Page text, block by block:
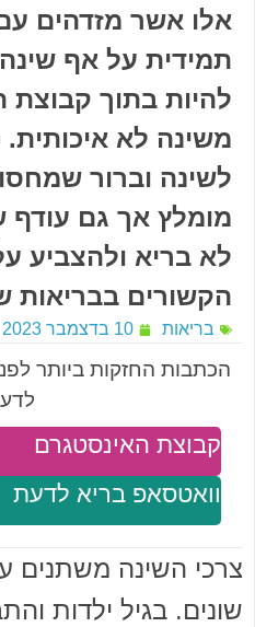
אלו אשר מזדהים
תמידית על אף שינה
להיות בתוך קבוצת
משינה לא איכותית.
לשינה וברור
מומלץ אך גם עודף
לא בריא ולהצביע
הקשורים בבריאות
בריאות 10 בדצמבר 2023
הכתבות החזקות ביותר
וואטסאפ בריא לדעת
קבוצת האינסטגרם
צרכי השינה משתנים
שונים. בגיל ילדות